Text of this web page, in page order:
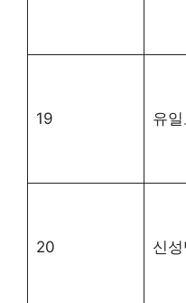
19 유
20 신